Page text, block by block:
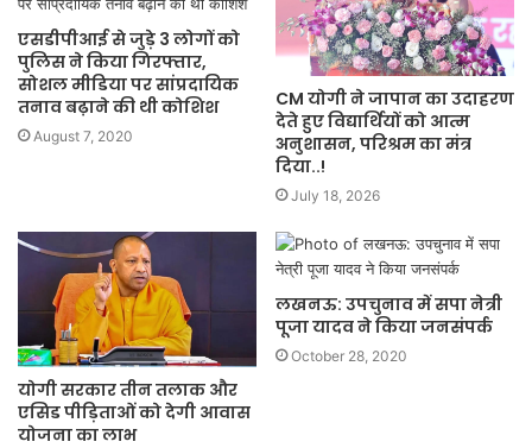
एसडीपीआई से जुड़े 3 लोगों को
पुलिस ने किया गिरफ्तार,
सोशल मीडिया पर सांप्रदायिक
तनाव बढ़ाने की थी कोशिश
August 7, 2020
CM योगी ने जापान का उदाहरण
देते हुए विद्यार्थियों को आत्म
अनुशासन, परिश्रम का मंत्र
दिया..!
July 18, 2026
योगी सरकार तीन तलाक और
एसिड पीड़िताओं को देगी आवास
योजना का लाभ
लखनऊ: उपचुनाव में सपा नेत्री
पूजा यादव ने किया जनसंपर्क
October 28, 2020